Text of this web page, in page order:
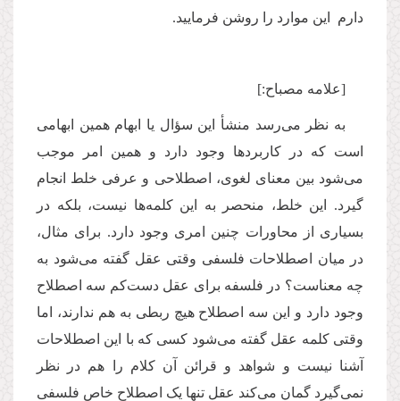
دارم این موارد را روشن فرمایید.
[علامه مصباح:]
به نظر می‌رسد منشأ این سؤال یا ابهام همین ابهامی
است که در کاربردها وجود دارد و همین امر موجب
می‌شود بین معنای لغوی، اصطلاحی و عرفی خلط انجام
گیرد. این خلط، منحصر به این کلمه‌ها نیست، بلکه در
بسیاری از محاورات چنین امری وجود دارد. برای مثال،
در میان اصطلاحات فلسفی وقتی عقل گفته می‌شود به
چه معناست؟ در فلسفه برای عقل دست‌کم سه اصطلاح
وجود دارد و این سه اصطلاح هیچ ربطی به هم ندارند، اما
وقتی کلمه عقل گفته می‌شود کسی که با این اصطلاحات
آشنا نیست و شواهد و قرائن آن کلام را هم در نظر
نمی‌گیرد گمان می‌کند عقل تنها یک اصطلاح خاص فلسفی